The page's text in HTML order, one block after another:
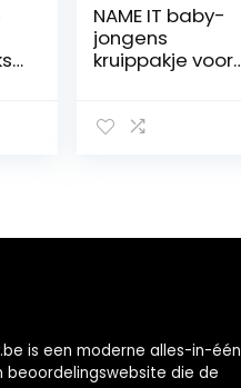
NAME IT baby-
jongens
kruippakje voor
NBMKABILLE
is een moderne alles-in-één
beoordelingswebsite die de